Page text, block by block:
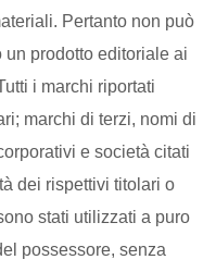
Pertanto non può
prodotto editoriale ai
i marchi riportati
marchi di terzi, nomi di
e società citati
dei rispettivi titolari o
stati utilizzati a puro
possessore, senza